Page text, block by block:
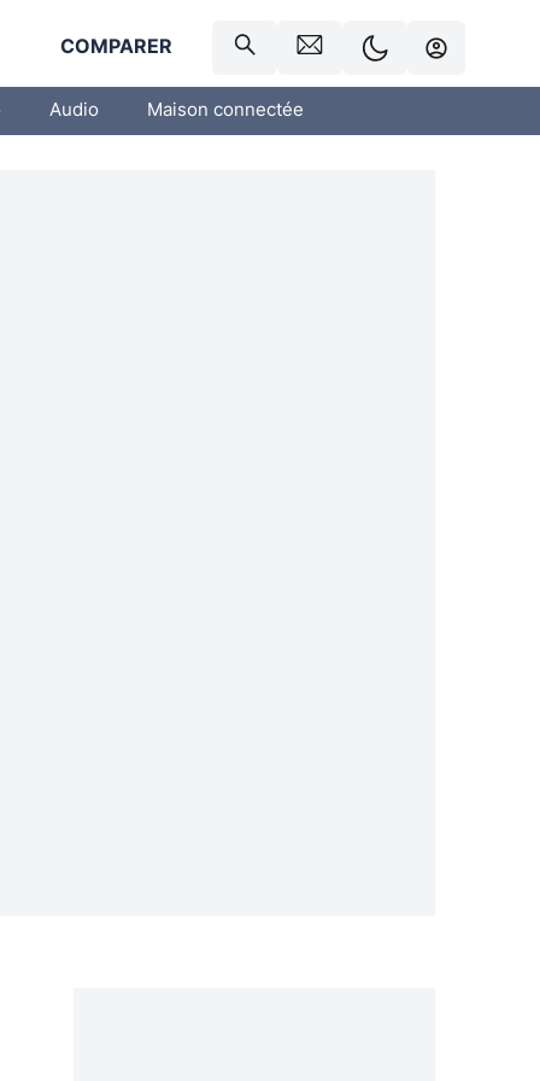
COMPARER
Audio Maison connectée